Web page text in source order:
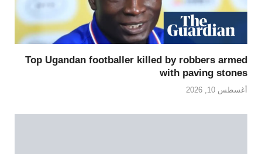
Top Ugandan footballer killed by robbers armed
with paving stones
أغسطس 10, 2026